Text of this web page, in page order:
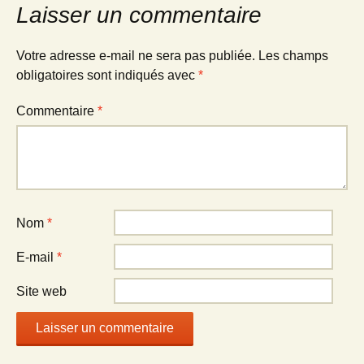
Laisser un commentaire
Votre adresse e-mail ne sera pas publiée. Les champs
obligatoires sont indiqués avec *
Commentaire *
Nom *
E-mail *
Site web